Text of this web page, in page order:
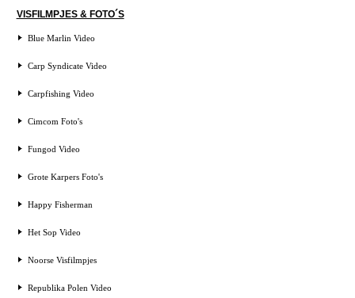
VISFILMPJES & FOTO´S
Blue Marlin Video
Carp Syndicate Video
Carpfishing Video
Cimcom Foto's
Fungod Video
Grote Karpers Foto's
Happy Fisherman
Het Sop Video
Noorse Visfilmpjes
Republika Polen Video